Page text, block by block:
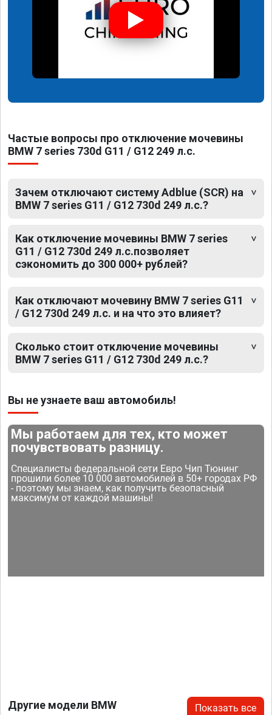
Частые вопросы про отключение мочевины
BMW 7 series 730d G11 / G12 249 л.с.
Зачем отключают систему Adblue (SCR) на
BMW 7 series G11 / G12 730d 249 л.с.?
Как отключение мочевины BMW 7 series
G11 / G12 730d 249 л.с.позволяет
сэкономить до 300 000+ рублей?
Как отключают мочевину BMW 7 series G11
/ G12 730d 249 л.с. и на что это влияет?
Сколько стоит отключение мочевины
BMW 7 series G11 / G12 730d 249 л.с.?
Вы не узнаете ваш автомобиль!
Мы работаем для тех, кто может
почувствовать разницу.
Специалисты федеральной сети Евро Чип Тюнинг
прошили более 10 000 автомобилей в 50+ городах РФ
- поэтому мы знаем, как получить безопасный
максимум от каждой машины!
Другие модели BMW Показать все